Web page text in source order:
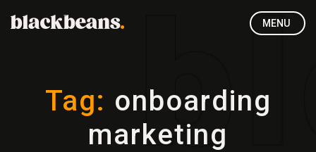
MENU
Tag: onboarding
marketing